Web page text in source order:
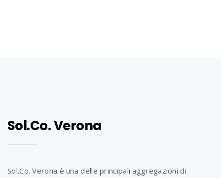
Sol.Co. Verona
Sol.Co. Verona è una delle principali aggregazioni di